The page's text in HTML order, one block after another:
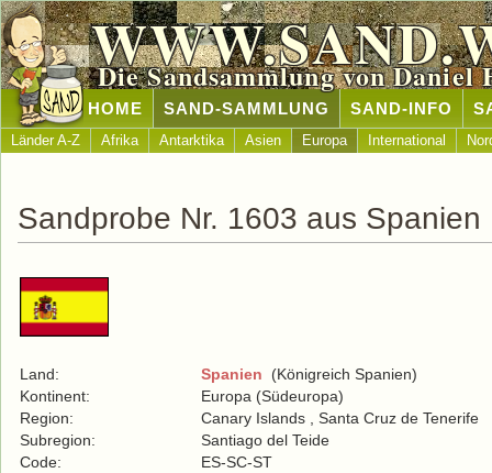
Die Sandsammlung von Daniel
HOME SAND-SAMMLUNG SAND-INFO
Länder A-Z Afrika Antarktika Asien Europa International
Sandprobe Nr. 1603 aus Spanien
Land: Spanien (Königreich Spanien)
Kontinent:
Europa (Südeuropa)
Region:
Canary Islands , Santa Cruz de Tenerife
Subregion:
Santiago del Teide
Code:
ES-SC-ST